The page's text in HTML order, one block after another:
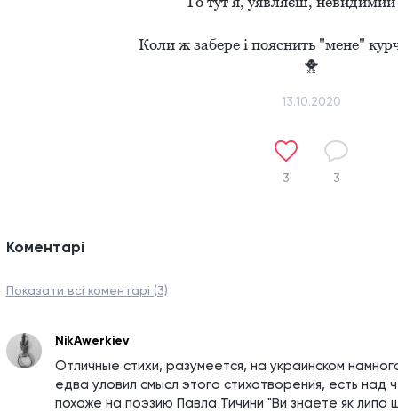
Коли ж забере і пояснить "мене"
🐥
13.10.2020
3 3
Коментарі
Показати всі коментарі (3)
NikAwerkiev
Отличные стихи, разумеется, на украинском
едва уловил смысл этого стихотворения, есть над
похоже на поэзию Павла Тичини "Ви знаете як липа